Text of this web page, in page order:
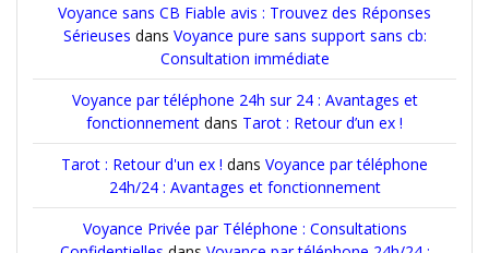
Voyance sans CB Fiable avis : Trouvez des Réponses
Sérieuses dans Voyance pure sans support sans cb:
Consultation immédiate
Voyance par téléphone 24h sur 24 : Avantages et
fonctionnement dans Tarot : Retour d’un ex !
Tarot : Retour d'un ex ! dans Voyance par téléphone
24h/24 : Avantages et fonctionnement
Voyance Privée par Téléphone : Consultations